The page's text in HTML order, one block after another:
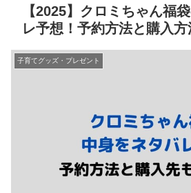
【2025】クロミちゃん福
レ予想！予約方法と購入方
子育てグッズ・プレゼント